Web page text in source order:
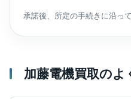
承諾後、所定の手続きに沿っ
加藤電機買取のよ